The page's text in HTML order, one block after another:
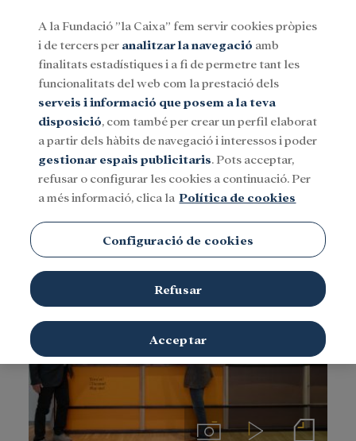
Menu
SocialInvestigació i bequesCultura
Instruments musicals
ImágenesVideos Notas de prensa
A la Fundació ”la Caixa” fem servir cookies pròpies
i de tercers per analitzar la navegació amb
finalitats estadístiques i a fi de permetre tant les
funcionalitats del web com la prestació dels
serveis i informació que posem a la teva
disposició, com també per crear un perfil elaborat
a partir dels hàbits de navegació i interessos i poder
gestionar espais publicitaris. Pots acceptar,
refusar o configurar les cookies a continuació. Per
a més informació, clica la Política de cookies
Configuració de cookies
Refusar
Acceptar